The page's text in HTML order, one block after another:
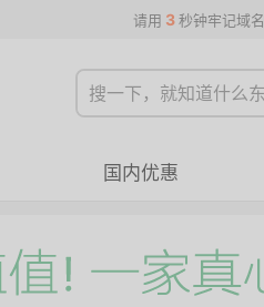
请用 3 秒钟牢记域名
国内优惠